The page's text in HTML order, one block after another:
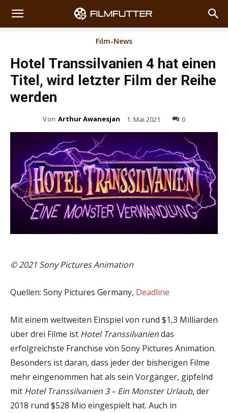
Film-News
Hotel Transsilvanien 4 hat einen
Titel, wird letzter Film der Reihe
werden
Von Arthur Awanesjan 1. Mai 2021 0
© 2021 Sony Pictures Animation
Quellen: Sony Pictures Germany, Deadline
Mit einem weltweiten Einspiel von rund $1,3 Milliarden
über drei Filme ist Hotel Transsilvaniendas
erfolgreichste Franchise von Sony Pictures Animation.
Besonders ist daran, dass jeder der bisherigen Filme
mehr eingenommen hat als sein Vorgänger, gipfelnd
mit Hotel Transsilvanien 3 – Ein Monster Urlaub, der
2018 rund $528 Mio eingespielt hat. Auch in